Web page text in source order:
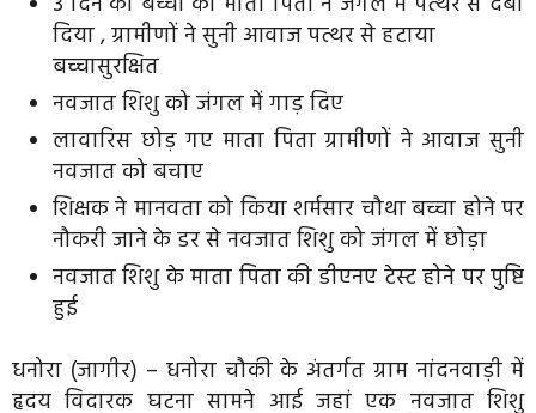
दिया , ग्रामीणों ने सुनी आवाज पत्थर से हटाया
बच्चासुरक्षित
नवजात शिशु को जंगल में गाड़ दिए
लावारिस छोड़ गए माता पिता ग्रामीणों ने आवाज सुनी
नवजात को बचाए
शिक्षक ने मानवता को किया शर्मसार चौथा बच्चा होने पर
नौकरी जाने के डर से नवजात शिशु को जंगल में छोड़ा
नवजात शिशु के माता पिता की डीएनए टेस्ट होने पर पुष्टि
हुई
धनोरा (जागीर) – धनोरा चौकी के अंतर्गत ग्राम नांदनवाड़ी में
हृदय विदारक घटना सामने आई जहां एक नवजात शिशु